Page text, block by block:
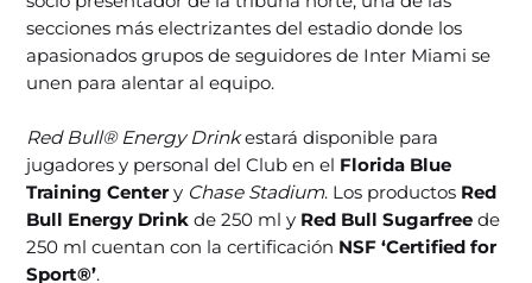
secciones más electrizantes del estadio donde los
apasionados grupos de seguidores de Inter Miami se
unen para alentar al equipo.
Red Bull® Energy Drinkestará disponible para
jugadores y personal del Club en el Florida Blue
Training Center y Chase Stadium. Los productos Red
Bull Energy Drink de 250 ml y Red Bull Sugarfree de
250 ml cuentan con la certificación NSF ‘Certified for
Sport®’.